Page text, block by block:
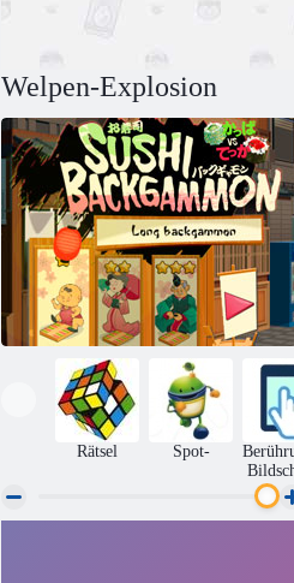
Welpen-Explosion
Rätsel Spot-